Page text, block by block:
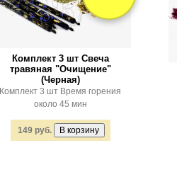
Комплект 3 шт Свеча
травяная "Очищение"
(Черная)
Комплект 3 шт Время горения
около 45 мин
149 руб.